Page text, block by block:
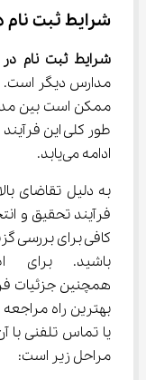
شرایط ثبت نام
شرایط ثبت نام
مدارس دیگر است.
ممکن است بین
طور کلی این فرآیند
ادامه می‌یابد.
فرآیند تحقیق و
باشید.
همچنین جزئیات
مراحل زیر است: